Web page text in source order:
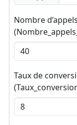
Nombre
Taux de